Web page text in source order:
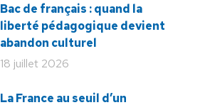
Bac de français : quand la
liberté pédagogique devient
abandon culturel
18 juillet 2026
La France au seuil d’un